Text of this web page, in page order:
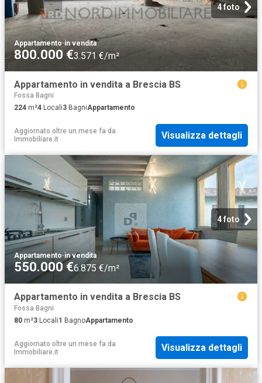
4 foto
Appartamento·in vendita
800.000 €3.571 €/m²
Appartamento in vendita a Brescia BS
Fossa Bagni
224 m²4 Locali3 BagniAppartamento
Aggiornato oltre un mese fa da
Immobiliare.it
Visualizza dettagli
4 foto
Appartamento·in vendita
550.000 €6.875 €/m²
Appartamento in vendita a Brescia BS
Fossa Bagni
80 m²3 Locali1 BagnoAppartamento
Aggiornato oltre un mese fa da
Immobiliare.it
Visualizza dettagli